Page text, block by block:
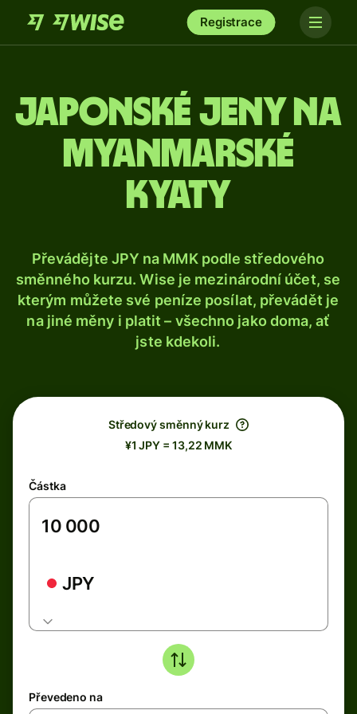
Registrace
Japonské jeny na
myanmarské
kyaty
Převádějte JPY na MMK podle středového
směnného kurzu. Wise je mezinárodní účet, se
kterým můžete své peníze posílat, převádět je
na jiné měny i platit – všechno jako doma, ať
jste kdekoli.
Středový směnný kurz
¥1 JPY = 13,22 MMK
Částka
JPY
Převedeno na